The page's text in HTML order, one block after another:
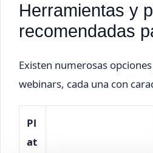
Herramientas y
recomendadas
Existen numerosas
webinars, cada una con
Pl
at